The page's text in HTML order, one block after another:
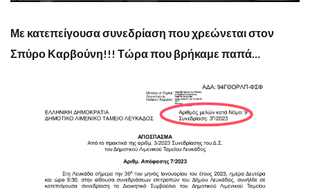
Με κατεπείγουσα συνεδρίαση που χρεώνεται στον
Σπύρο Καρβούνη!!! Τώρα που βρήκαμε παπά…